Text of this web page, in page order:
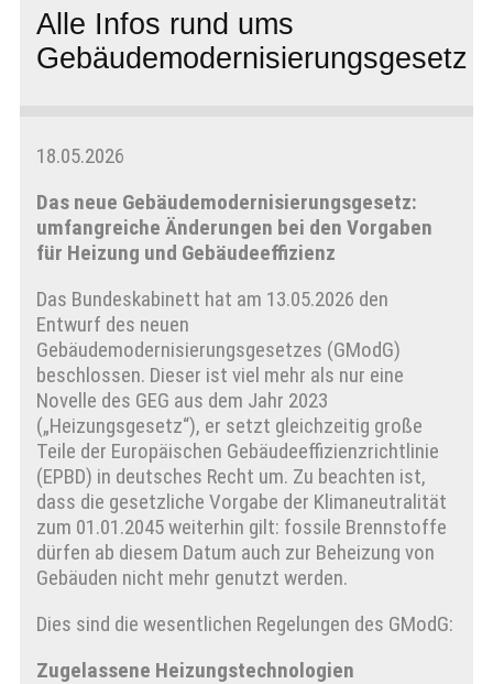
Alle Infos rund ums
Gebäudemodernisierungsgesetz
18.05.2026
Das neue Gebäudemodernisierungsgesetz:
umfangreiche Änderungen bei den Vorgaben
für Heizung und Gebäudeeffizienz
Das Bundeskabinett hat am 13.05.2026 den
Entwurf des neuen
Gebäudemodernisierungsgesetzes (GModG)
beschlossen. Dieser ist viel mehr als nur eine
Novelle des GEG aus dem Jahr 2023
(„Heizungsgesetz“), er setzt gleichzeitig große
Teile der Europäischen Gebäudeeffizienzrichtlinie
(EPBD) in deutsches Recht um. Zu beachten ist,
dass die gesetzliche Vorgabe der Klimaneutralität
zum 01.01.2045 weiterhin gilt: fossile Brennstoffe
dürfen ab diesem Datum auch zur Beheizung von
Gebäuden nicht mehr genutzt werden.
Dies sind die wesentlichen Regelungen des GModG:
Zugelassene Heizungstechnologien